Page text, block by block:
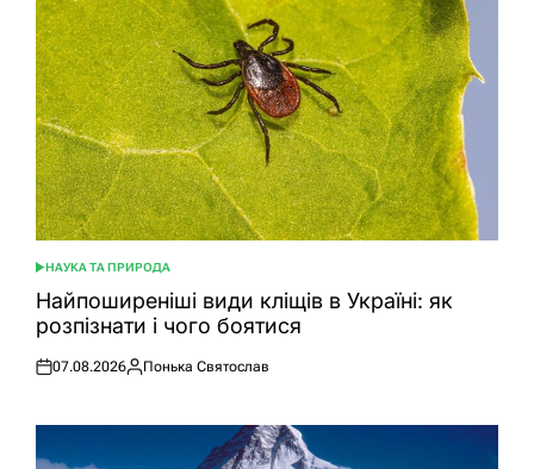
ОПУБЛІКУВАТИ
У
НАУКА ТА ПРИРОДА
Найпоширеніші види кліщів в Україні: як
розпізнати і чого боятися
Оприлюднено
07.08.2026
Опубліковано
Понька Святослав